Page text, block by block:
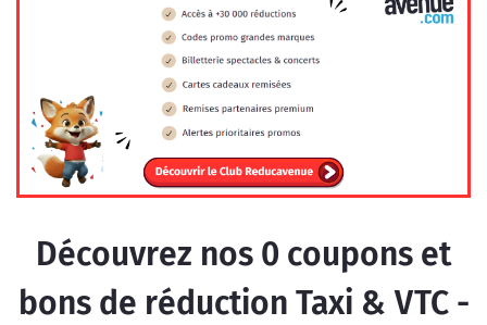
Découvrez nos 0 coupons et
bons de réduction Taxi & VTC -